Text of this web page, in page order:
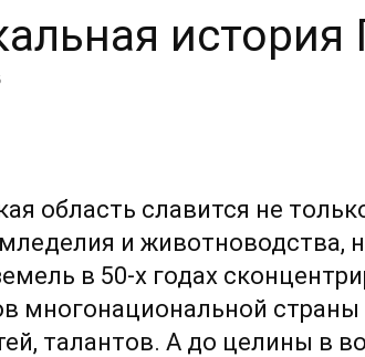
история
область славится не
и животноводства,
в 50-х годах
многонациональной
талантов. А до целины в